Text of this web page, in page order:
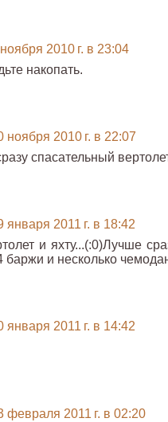
2010 г. в 23:04
накопать.
ноября 2010 г. в 22:07
спасательный
января 2011 г. в 18:42
и яхту...(:0)Лучше
баржи и несколько
января 2011 г. в 14:42
февраля 2011 г. в 02:20